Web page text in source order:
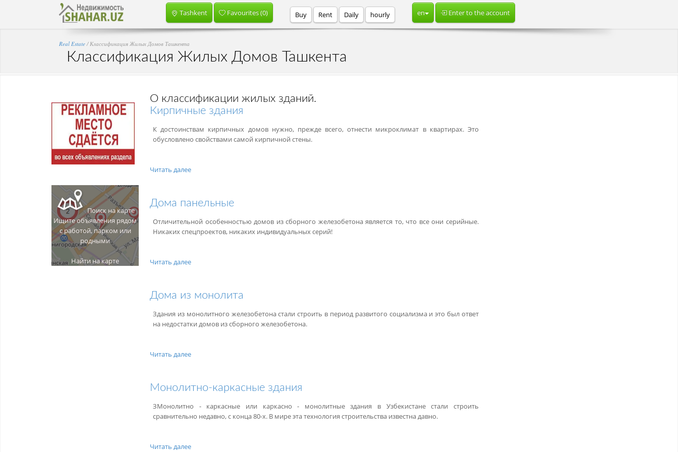
Tashkent Favourites (0) Buy Rent Daily hourly en Enter to the account
Real Estate/ Классификация Жилых Домов Ташкента
Классификация Жилых Домов Ташкента
Поиск на карте
Ищите объявления рядом
с работой, парком или
родными
Найти на карте
О классификации жилых зданий.
Кирпичные здания
К достоинствам кирпичных домов нужно, прежде всего, отнести микроклимат в квартирах. Это
обусловлено свойствами самой кирпичной стены.
Читать далее
Дома панельные
Отличительной особенностью домов из сборного железобетона является то, что все они серийные.
Никаких спецпроектов, никаких индивидуальных серий!
Читать далее
Дома из монолита
Здания из монолитного железобетона стали строить в период развитого социализма и это был ответ
на недостатки домов из сборного железобетона.
Читать далее
Монолитно-каркасные здания
ЗМонолитно - каркасные или каркасно - монолитные здания в Узбекистане стали строить
сравнительно недавно, с конца 80-х. В мире эта технология строительства известна давно.
Читать далее